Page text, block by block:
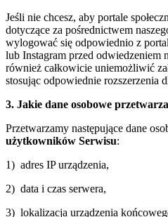
Jeśli nie chcesz, aby portale
dotyczące za pośrednictwem
wylogować się odpowiednio z
lub Instagram przed odwiedzeniem
również całkowicie uniemożliwić
stosując odpowiednie rozszerzenia
3. Jakie dane osobowe
Przetwarzamy następujące dane
użytkowników Serwisu:
1) adres IP urządzenia,
2) data i czas serwera,
3) lokalizacja urządzenia